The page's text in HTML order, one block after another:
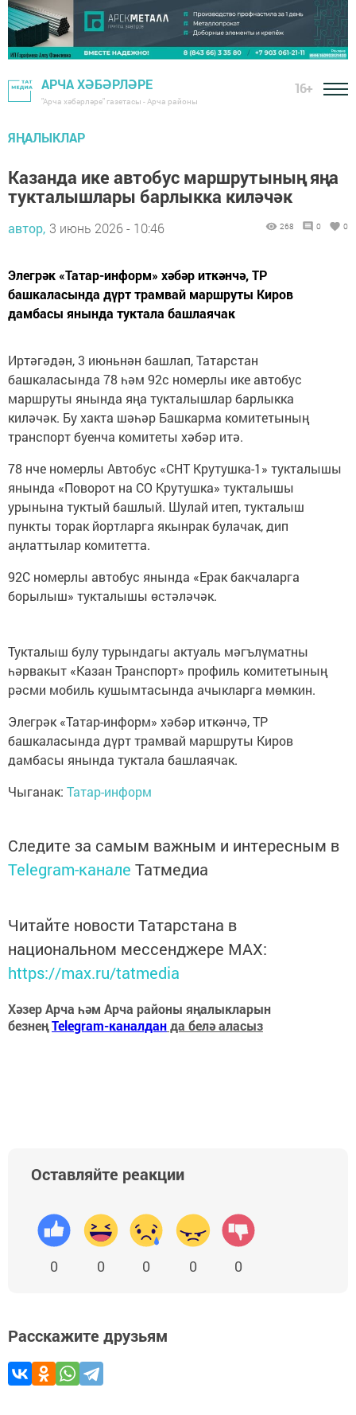
АРЧА ХӘБӘРЛӘРЕ
"Арча хәбәрләре" газетасы - Арча районы
16+
ЯҢАЛЫКЛАР
Казанда ике автобус маршрутының яңа
тукталышлары барлыкка киләчәк
автор, 3 июнь 2026 - 10:46 268 0 0
Элегрәк «Татар-информ» хәбәр иткәнчә, ТР
башкаласында дүрт трамвай маршруты Киров
дамбасы янында туктала башлаячак
Иртәгәдән, 3 июньнән башлап, Татарстан
башкаласында 78 һәм 92с номерлы ике автобус
маршруты янында яңа тукталышлар барлыкка
киләчәк. Бу хакта шәһәр Башкарма комитетының
транспорт буенча комитеты хәбәр итә.
78 нче номерлы Автобус «СНТ Крутушка-1» тукталышы
янында «Поворот на СО Крутушка» тукталышы
урынына туктый башлый. Шулай итеп, тукталыш
пункты торак йортларга якынрак булачак, дип
аңлаттылар комитетта.
92С номерлы автобус янында «Ерак бакчаларга
борылыш» тукталышы өстәләчәк.
Тукталыш булу турындагы актуаль мәгълүматны
һәрвакыт «Казан Транспорт» профиль комитетының
рәсми мобиль кушымтасында ачыкларга мөмкин.
Элегрәк «Татар-информ» хәбәр иткәнчә, ТР
башкаласында дүрт трамвай маршруты Киров
дамбасы янында туктала башлаячак.
Чыганак: Татар-информ
Следите за самым важным и интересным в
Telegram-канале Татмедиа
Читайте новости Татарстана в
национальном мессенджере MАХ:
https://max.ru/tatmedia
Хәзер Арча һәм Арча районы яңалыкларын
безнеңTelegram-каналданда белә аласыз
Оставляйте реакции
0 0 0 0 0
Расскажите друзьям